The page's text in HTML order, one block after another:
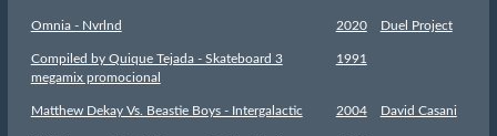
Omnia - Nvrlnd 2020 Duel Project
Compiled by Quique Tejada - Skateboard 3
megamix promocional
1991
Matthew Dekay Vs. Beastie Boys - Intergalactic 2004 David Casani